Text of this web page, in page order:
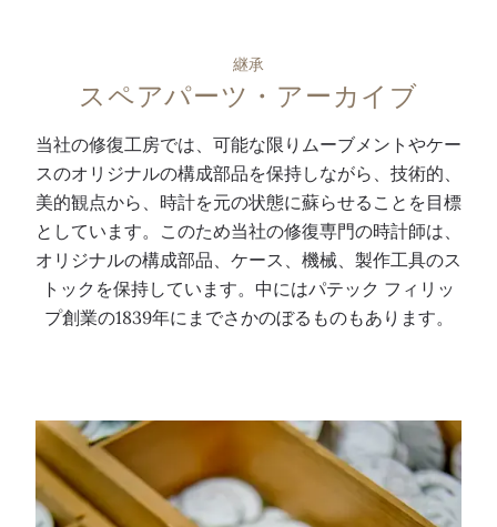
継承
スペアパーツ・アーカイブ
当社の修復工房では、可能な限りムーブメントやケー
スのオリジナルの構成部品を保持しながら、技術的、
美的観点から、時計を元の状態に蘇らせることを目標
としています。このため当社の修復専門の時計師は、
オリジナルの構成部品、ケース、機械、製作工具のス
トックを保持しています。中にはパテック フィリッ
プ創業の1839年にまでさかのぼるものもあります。